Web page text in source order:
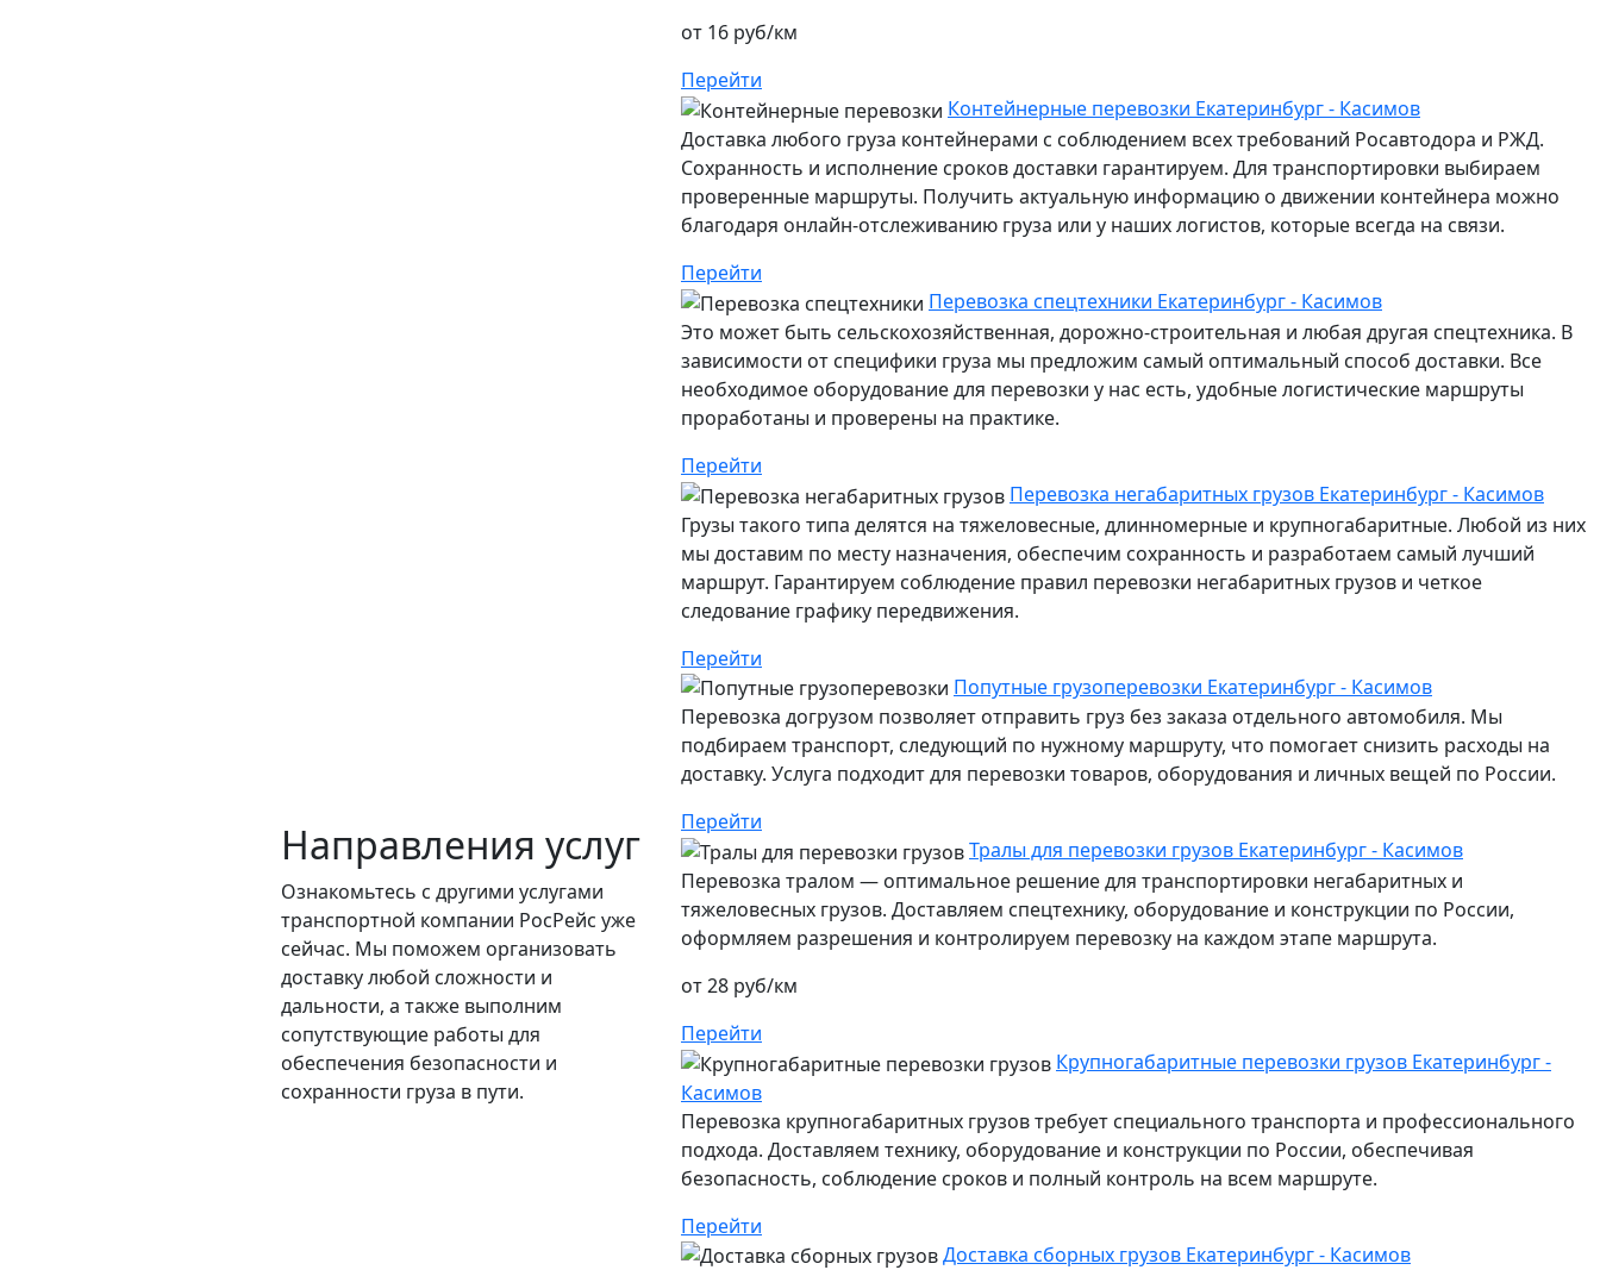
Направления услуг
Ознакомьтесь с другими услугами
транспортной компании РосРейс уже
сейчас. Мы поможем организовать
доставку любой сложности и
дальности, а также выполним
сопутствующие работы для
обеспечения безопасности и
сохранности груза в пути.
от 16 руб/км
Перейти
Контейнерные перевозки Екатеринбург - Касимов
Доставка любого груза контейнерами с соблюдением всех требований Росавтодора и РЖД.
Сохранность и исполнение сроков доставки гарантируем. Для транспортировки выбираем
проверенные маршруты. Получить актуальную информацию о движении контейнера можно
благодаря онлайн-отслеживанию груза или у наших логистов, которые всегда на связи.
Перейти
Перевозка спецтехники Екатеринбург - Касимов
Это может быть сельскохозяйственная, дорожно-строительная и любая другая спецтехника. В
зависимости от специфики груза мы предложим самый оптимальный способ доставки. Все
необходимое оборудование для перевозки у нас есть, удобные логистические маршруты
проработаны и проверены на практике.
Перейти
Перевозка негабаритных грузов Екатеринбург - Касимов
Грузы такого типа делятся на тяжеловесные, длинномерные и крупногабаритные. Любой из них
мы доставим по месту назначения, обеспечим сохранность и разработаем самый лучший
маршрут. Гарантируем соблюдение правил перевозки негабаритных грузов и четкое
следование графику передвижения.
Перейти
Попутные грузоперевозки Екатеринбург - Касимов
Перевозка догрузом позволяет отправить груз без заказа отдельного автомобиля. Мы
подбираем транспорт, следующий по нужному маршруту, что помогает снизить расходы на
доставку. Услуга подходит для перевозки товаров, оборудования и личных вещей по России.
Перейти
Тралы для перевозки грузов Екатеринбург - Касимов
Перевозка тралом — оптимальное решение для транспортировки негабаритных и
тяжеловесных грузов. Доставляем спецтехнику, оборудование и конструкции по России,
оформляем разрешения и контролируем перевозку на каждом этапе маршрута.
от 28 руб/км
Перейти
Крупногабаритные перевозки грузов Екатеринбург -
Касимов
Перевозка крупногабаритных грузов требует специального транспорта и профессионального
подхода. Доставляем технику, оборудование и конструкции по России, обеспечивая
безопасность, соблюдение сроков и полный контроль на всем маршруте.
Перейти
Доставка сборных грузов Екатеринбург - Касимов